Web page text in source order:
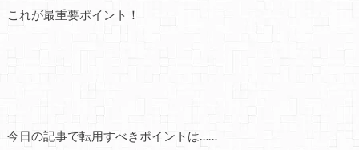
これが最重要ポイント！
今日の記事で転用すべきポイントは……